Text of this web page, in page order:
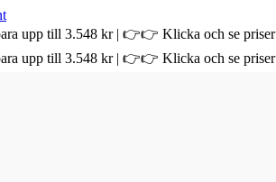
upp till 3.548 kr | 👉👉 Klicka och se priser
upp till 3.548 kr | 👉👉 Klicka och se priser